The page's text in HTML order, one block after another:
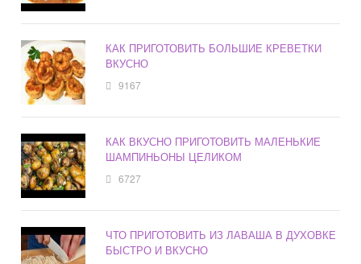
КАК ПРИГОТОВИТЬ БОЛЬШИЕ КРЕВЕТКИ
ВКУСНО
9167
КАК ВКУСНО ПРИГОТОВИТЬ МАЛЕНЬКИЕ
ШАМПИНЬОНЫ ЦЕЛИКОМ
6727
ЧТО ПРИГОТОВИТЬ ИЗ ЛАВАША В ДУХОВКЕ
БЫСТРО И ВКУСНО